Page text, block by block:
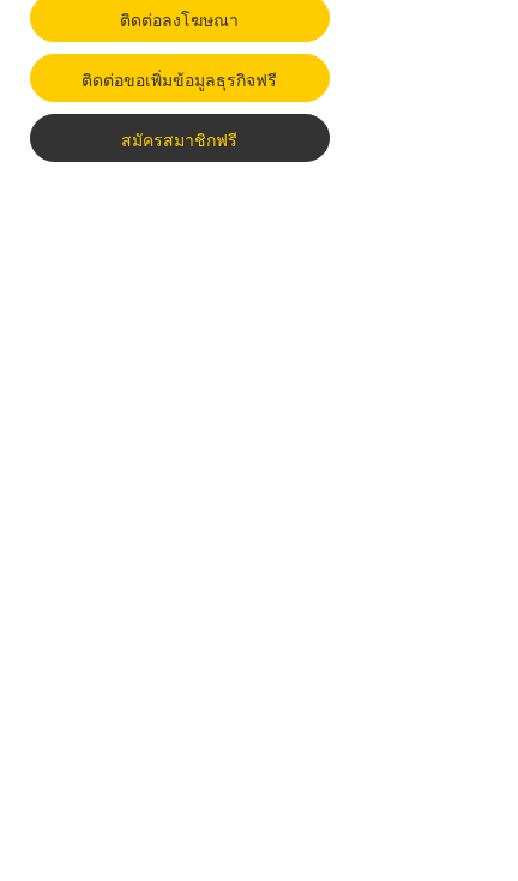
ติดต่อลงโฆษณา
ติดต่อขอเพิ่มข้อมูลธุรกิจฟรี
สมัครสมาชิกฟรี